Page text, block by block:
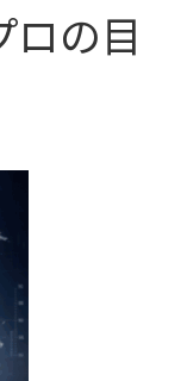
の目